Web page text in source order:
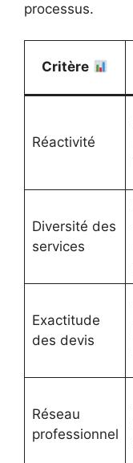
processus.
Critère
Réactivité
Diversité des
services
Exactitude
des devis
Réseau
professionnel